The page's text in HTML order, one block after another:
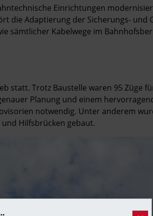
Einrichtungen
die Adaptierung der Sicherungs- und
sämtlicher Kabelwege im
statt. Trotz Baustelle waren 95 Züge
Planung und einem
notwendig. Unter anderem
Hilfsbrücken gebaut.